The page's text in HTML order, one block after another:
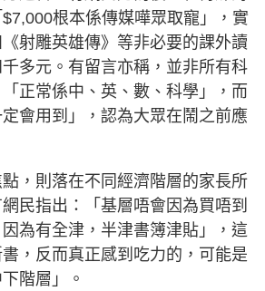
根本係傳媒嘩眾取寵」，實
射雕英雄傳》等非必要的課外讀
多元。有留言亦稱，並非所有科
正常係中、英、數、科學」，而
會用到」，認為大眾在鬧之前應
，則落在不同經濟階層的家長所
民指出：「基層唔會因為買唔到
為有全津，半津書簿津貼」，這
，反而真正感到吃力的，可能是
階層」。